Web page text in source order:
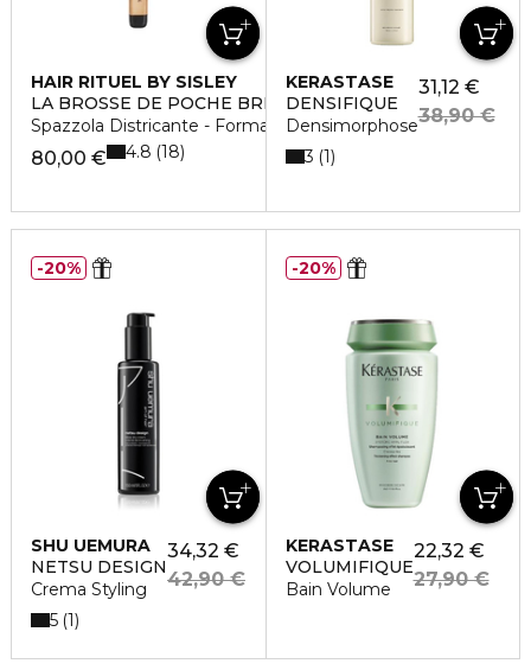
HAIR RITUEL BY SISLEY
LA BROSSE DE POCHE BRILLANCE ET DOUCEUR
Spazzola Districante - Formato Viaggio
80,00 € 4.8 18
KERASTASE
DENSIFIQUE
Densimorphose
31,12 €
38,90 €
3 1
SHU UEMURA
NETSU DESIGN
Crema Styling
34,32 €
42,90 €
5 1
20%
KERASTASE
VOLUMIFIQUE
Bain Volume
22,32 €
27,90 €
20%